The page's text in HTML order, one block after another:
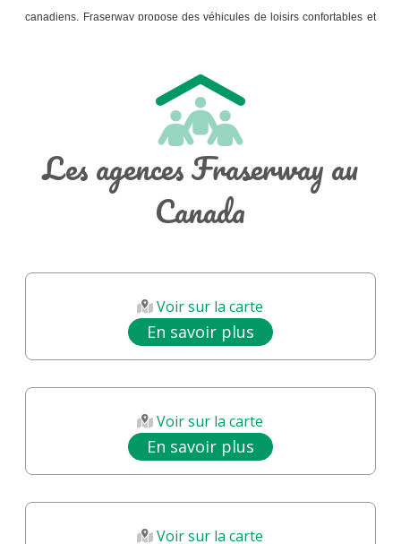
canadiens, Fraserway propose des véhicules de loisirs confortables et
coulissante) qui ajoute au confort lorsque l'on voyage en groupe.
Auvent, panneaux solaires, les équipements sont de qualité du plus
petit au plus grand modèle.
L’équipe professionnelle et chaleureuse de Fraserway s'engage à vous
accompagner tout au long de votre expérience de location. Ils sont là
pour répondre à vos questions et vous fournir les conseils nécessaires
Que vous soyez novice ou expert en camping-car, Fraserway propose
des options adaptées, notamment des kits d'équipement pour faciliter
votre séjour, ainsi qu'une assistance routière pour une tranquillité
l'exploration et la découverte. Parcourez les paysages à couper le
souffle du Canada et créez des souvenirs inoubliables en toute liberté !
réservation, n’hésitez pas à consulter le site de CoolDrive Nomad, votre
partenaire de confiance pour des aventures sur la route avec
Les agences Fraserway au
Canada
Voir sur la carte
En savoir plus
Voir sur la carte
En savoir plus
Voir sur la carte